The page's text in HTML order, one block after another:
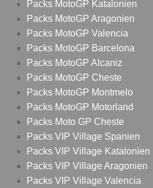
Packs MotoGP Katalonien
Packs MotoGP Aragonien
Packs MotoGP Valencia
Packs MotoGP Barcelona
Packs MotoGP Alcaniz
Packs MotoGP Cheste
Packs MotoGP Montmelo
Packs MotoGP Motorland
Packs Moto GP Cheste
Packs VIP Village Spanien
Packs VIP Village Katalonien
Packs VIP Village Aragonien
Packs VIP Village Valencia